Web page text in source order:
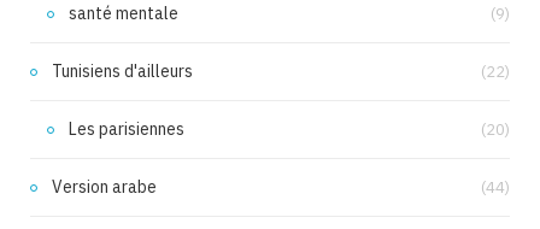
santé mentale (9)
Tunisiens d'ailleurs (22)
Les parisiennes (20)
Version arabe (44)